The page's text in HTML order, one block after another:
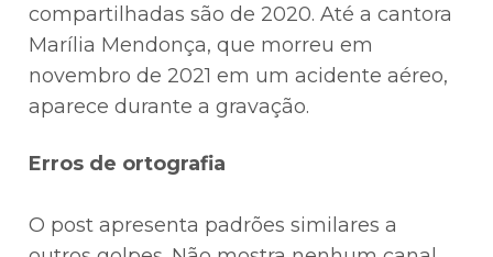
compartilhadas são de 2020. Até a cantora
Marília Mendonça, que morreu em
novembro de 2021 em um acidente aéreo,
aparece durante a gravação.
Erros de ortografia⠀
O post apresenta padrões similares a